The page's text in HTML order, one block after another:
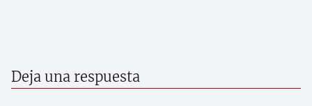
Deja una respuesta